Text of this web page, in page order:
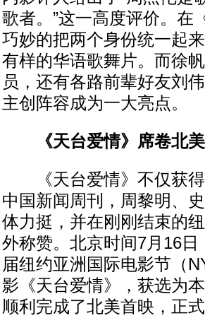
歌者。”这一高度评价。在
巧妙的把两个身份统一起
有样的华语歌舞片。而徐
员，还有各路前辈好友刘
主创阵容成为一大亮点。
《天台爱情》席卷北
《天台爱情》不仅获得
中国新闻周刊，周黎明、
体力挺，并在刚刚结束的
外称赞。北京时间7月16
届纽约亚洲国际电影节（
影《天台爱情》，获选为
顺利完成了北美首映，正